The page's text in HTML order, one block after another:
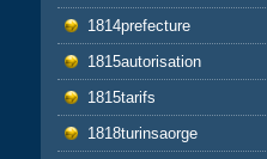
1814prefecture
1815autorisation
1815tarifs
1818turinsaorge